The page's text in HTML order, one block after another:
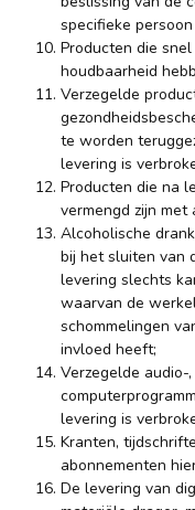
specifieke
Producten die
houdbaarheid
Verzegelde
te worden
levering is
Producten die na
vermengd zijn met
Alcoholische
bij het sluiten van
levering slechts
waarvan de
schommelingen
invloed heeft;
Verzegelde audio-
levering is
Kranten,
abonnementen
De levering van